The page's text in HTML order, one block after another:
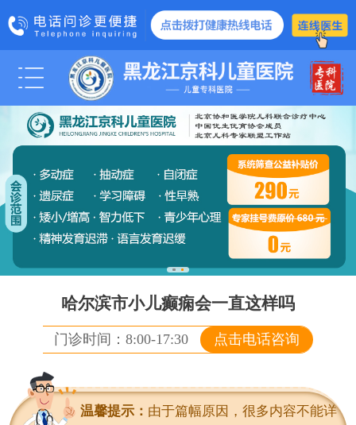
医院动态 媒体报道
学术交流 爱心公益
科室医生
管士玲
诊疗项目
脑瘫
智力发育
进入科室
哈尔滨市小儿癫痫会一直这样吗
门诊时间：8:00-17:30 点击电话咨询
温馨提示： 由于篇幅原因，很多内容不能详